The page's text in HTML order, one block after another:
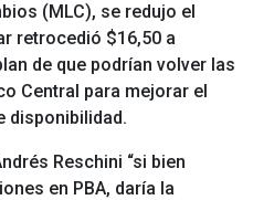
(MLC), se redujo el
retrocedió $16,50 a
de que podrían volver las
Central para mejorar el
disponibilidad.
Reschini “si bien
en PBA, daría la